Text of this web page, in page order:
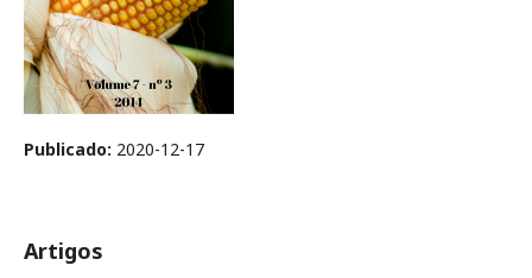
Publicado: 2020-12-17
Artigos